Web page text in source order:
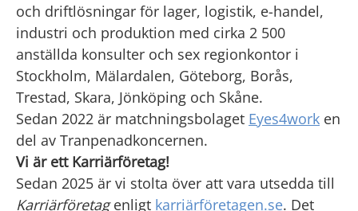
och driftlösningar för lager, logistik, e-handel,
industri och produktion med cirka 2 500
anställda konsulter och sex regionkontor i
Stockholm, Mälardalen, Göteborg, Borås,
Trestad, Skara, Jönköping och Skåne.
Sedan 2022 är matchningsbolaget Eyes4work en
del av Tranpenadkoncernen.
Vi är ett Karriärföretag!
Sedan 2025 är vi stolta över att vara utsedda till
Karriärföretagenligt karriärföretagen.se. Det